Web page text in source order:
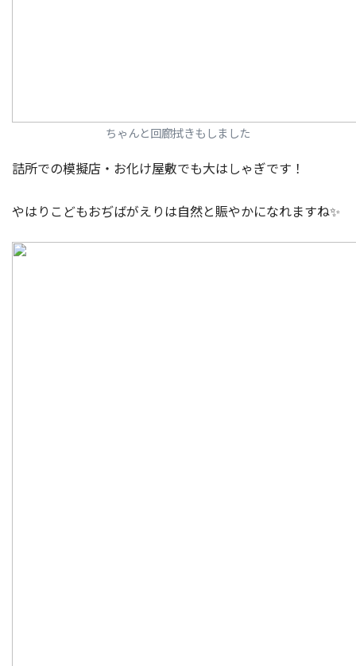
ちゃんと回廊拭きもしました
詰所での模擬店・お化け屋敷でも大はしゃぎです！
やはりこどもおぢばがえりは自然と賑やかになれますね✨